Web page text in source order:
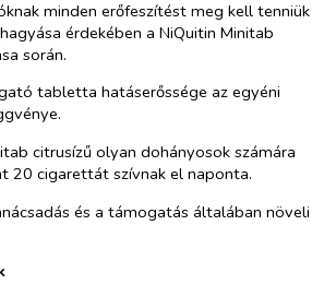
minden erőfeszítést meg kell tenniük
érdekében a NiQuitin Minitab
során.
tabletta hatáserőssége az egyéni
citrusízű olyan dohányosok számára
20 cigarettát szívnak el naponta.
és a támogatás általában növeli